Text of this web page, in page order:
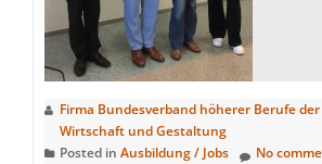
Firma Bundesverband höherer Berufe
Wirtschaft und Gestaltung
Posted in Ausbildung / Jobs No